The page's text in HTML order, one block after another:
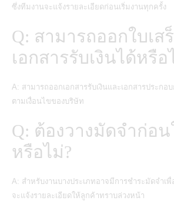
ซึ่งทีมงานจะแจ้งรายละเอียดก่อนเริ่มงานทุกครั้ง
Q: สามารถออกใบเส
เอกสารรับเงินได้หรือ
A: สามารถออกเอกสารรับเงินและเอกสารประกอ
ตามเงื่อนไขของบริษัท
Q: ต้องวางมัดจำก่อ
หรือไม่?
A: สำหรับงานบางประเภทอาจมีการชำระมัดจำเ
จะแจ้งรายละเอียดให้ลูกค้าทราบล่วงหน้า